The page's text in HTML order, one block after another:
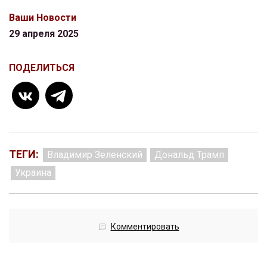
Ваши Новости
29 апреля 2025
ПОДЕЛИТЬСЯ
ТЕГИ: Владимир Зеленский
Дональд Трамп
Украина
Комментировать